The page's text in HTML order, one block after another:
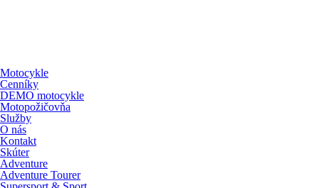
Motocykle
Cenníky
DEMO motocykle
Motopožičovňa
Služby
O nás
Kontakt
Skúter
Adventure
Adventure Tourer